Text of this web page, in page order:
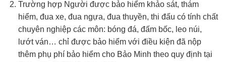
Trường hợp Người được bảo hiểm khảo sát, thám
hiểm, đua xe, đua ngựa, đua thuyền, thi đấu có tính chất
chuyên nghiệp các môn: bóng đá, đấm bốc, leo núi,
lướt ván… chỉ được bảo hiểm với điều kiện đã nộp
thêm phụ phí bảo hiểm cho Bảo Minh theo quy định tại